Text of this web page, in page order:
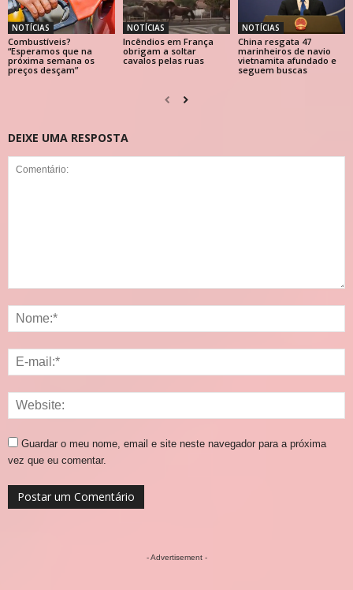
NOTÍCIAS
Combustíveis?
“Esperamos que na
próxima semana os
preços desçam”
NOTÍCIAS
Incêndios em França
obrigam a soltar
cavalos pelas ruas
NOTÍCIAS
China resgata 47
marinheiros de navio
vietnamita afundado e
seguem buscas
DEIXE UMA RESPOSTA
Guardar o meu nome, email e site neste navegador para a próxima
vez que eu comentar.
- Advertisement -